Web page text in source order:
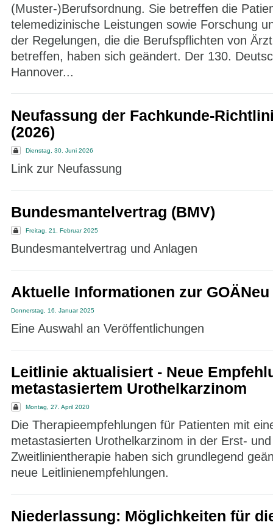
(Muster-)Berufsordnung. Sie betreffen die
telemedizinische Leistungen sowie Forschung
der Regelungen, die die Berufspflichten von
betreffen, haben sich geändert. Der 130.
Hannover...
Neufassung der Fachkunde-
(2026)
Dienstag, 30. Juni 2026
Link zur Neufassung
Bundesmantelvertrag (BMV)
Freitag, 21. Februar 2025
Bundesmantelvertrag und Anlagen
Aktuelle Informationen zur GOÄNeu
Donnerstag, 16. Januar 2025
Eine Auswahl an Veröffentlichungen
Leitlinie aktualisiert - Neue
metastasiertem Urothelkarzinom
Montag, 27. April 2020
Die Therapieempfehlungen für Patienten mit
metastasierten Urothelkarzinom in der Erst- und
Zweitlinientherapie haben sich grundlegend
neue Leitlinienempfehlungen.
Niederlassung: Möglichkeiten für